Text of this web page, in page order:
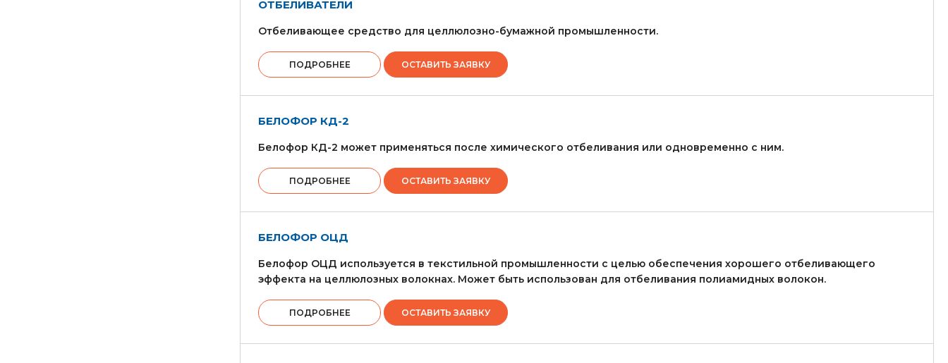
ОТБЕЛИВАТЕЛИ
Отбеливающее средство для целлюлозно-бумажной промышленности.
ПОДРОБНЕЕ ОСТАВИТЬ ЗАЯВКУ
БЕЛОФОР КД-2
Белофор КД-2 может применяться после химического отбеливания или одновременно с ним.
ПОДРОБНЕЕ ОСТАВИТЬ ЗАЯВКУ
БЕЛОФОР ОЦД
Белофор ОЦД используется в текстильной промышленности с целью обеспечения хорошего отбеливающего
эффекта на целлюлозных волокнах. Может быть использован для отбеливания полиамидных волокон.
ПОДРОБНЕЕ ОСТАВИТЬ ЗАЯВКУ